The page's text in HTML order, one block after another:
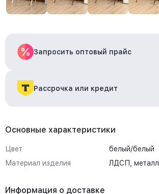
Запросить оптовый прайс
Рассрочка или кредит
Основные характеристики
Цвет
белый/белый
Материал изделия
ЛДСП, металл
Информация о доставке